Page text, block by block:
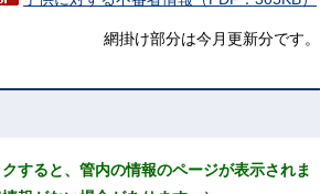
網掛け部分は今月更新分です。
すると、管内の情報のページが表示されま